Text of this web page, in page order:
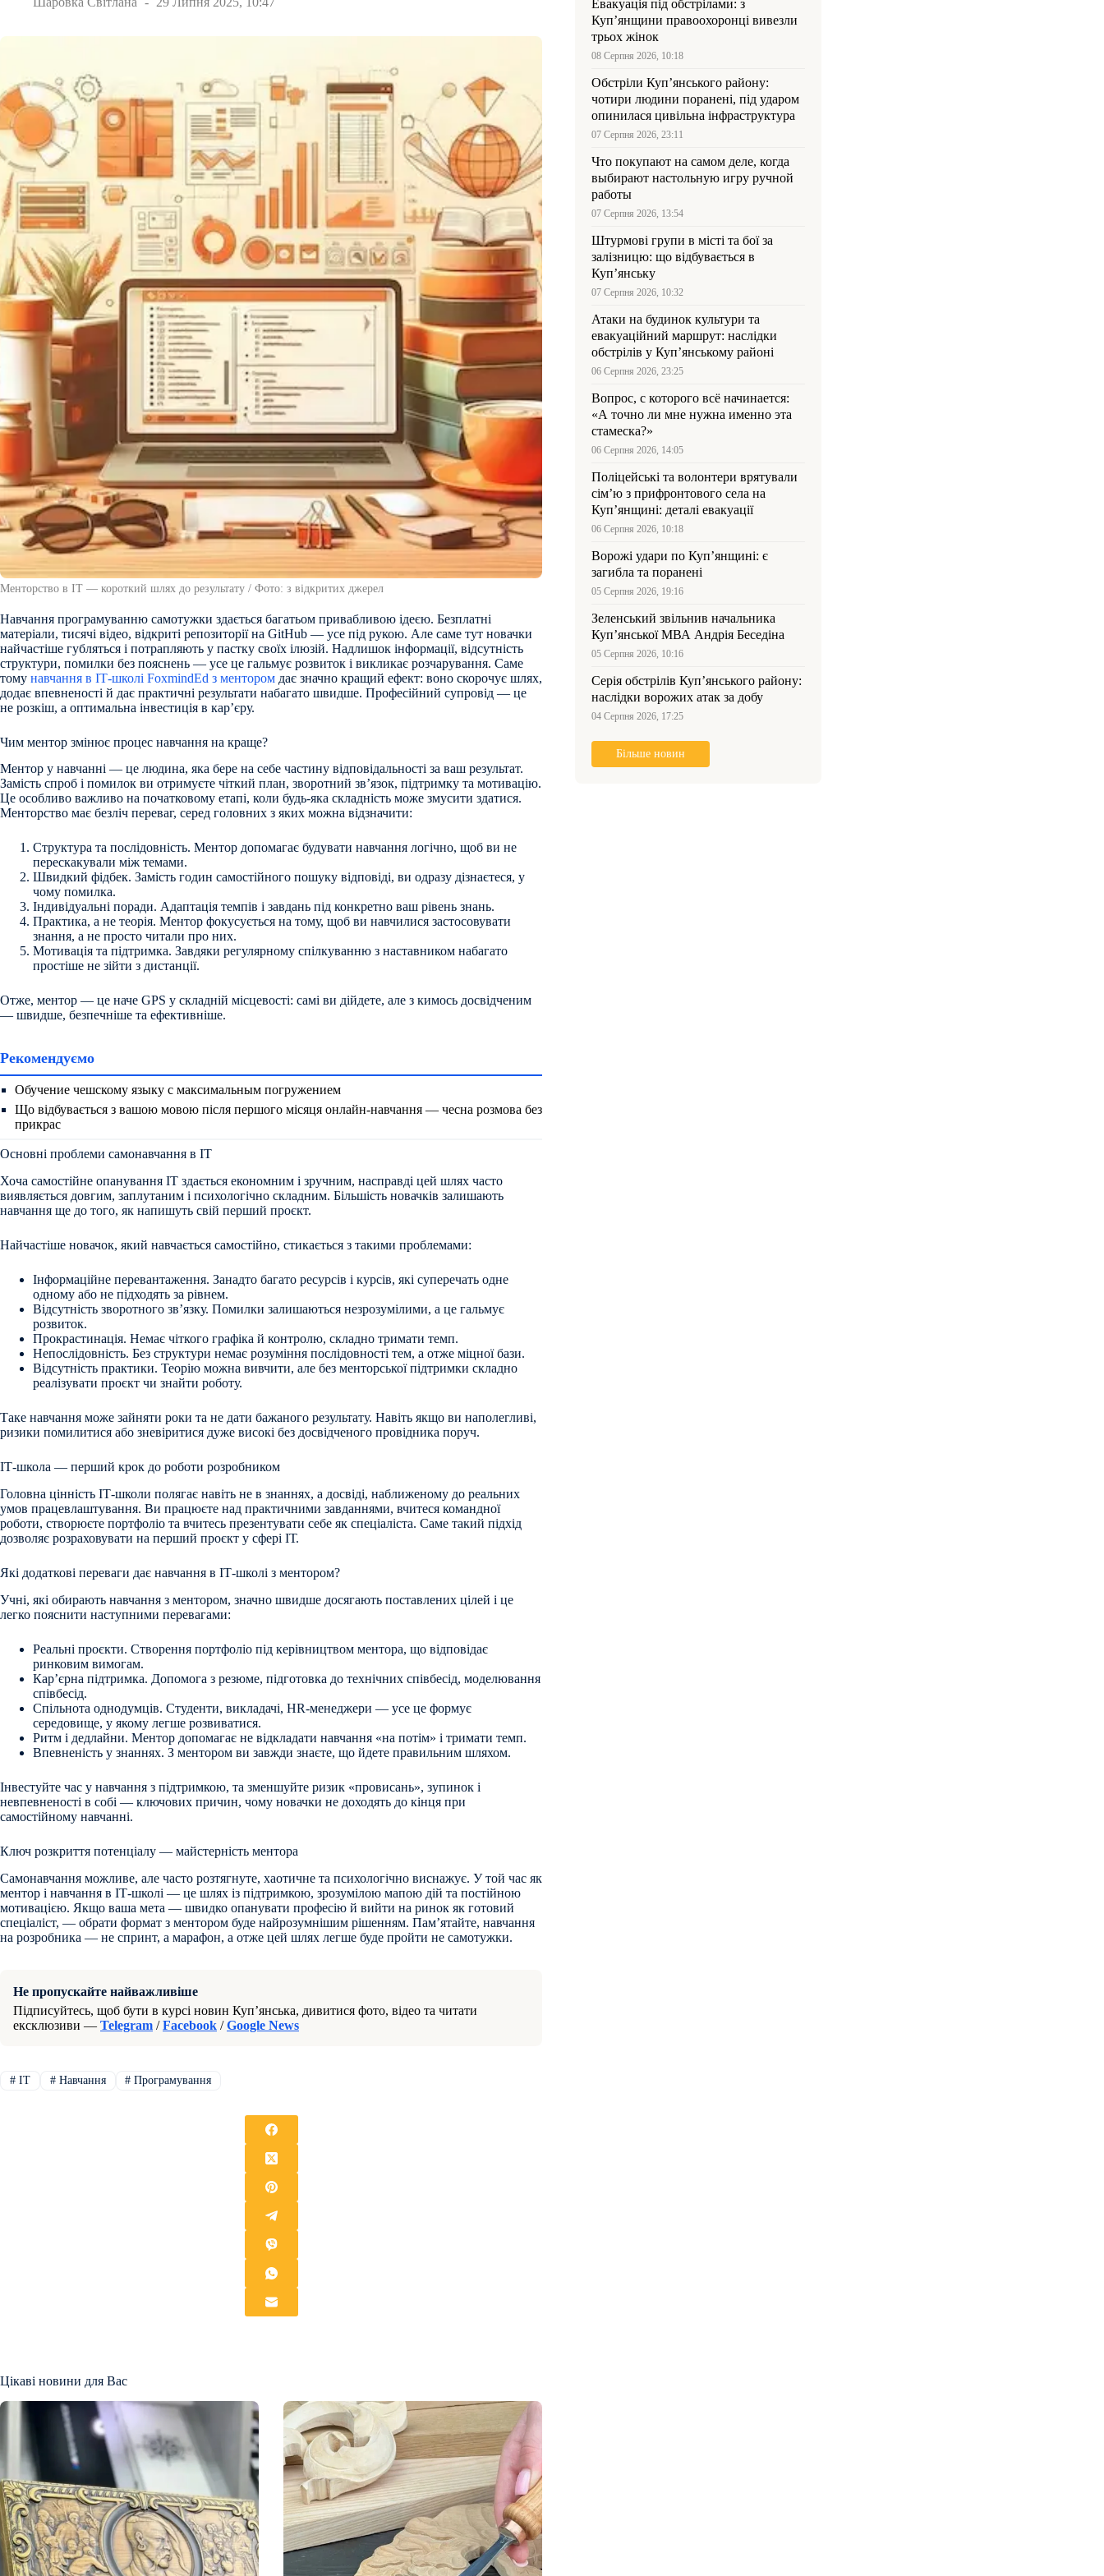
Менторство в ІТ — короткий шлях до результату / Фото: з відкритих джерел
Навчання програмуванню самотужки здається багатьом привабливою ідеєю. Безплатні
матеріали, тисячі відео, відкриті репозиторії на GitHub — усе під рукою. Але саме тут новачки
найчастіше губляться і потрапляють у пастку своїх ілюзій. Надлишок інформації, відсутність
структури, помилки без пояснень — усе це гальмує розвиток і викликає розчарування. Саме
тому навчання в ІТ-школі FoxmindEd з ментором дає значно кращий ефект: воно скорочує шлях,
додає впевненості й дає практичні результати набагато швидше. Професійний супровід — це
не розкіш, а оптимальна інвестиція в кар’єру.
Чим ментор змінює процес навчання на краще?
Ментор у навчанні — це людина, яка бере на себе частину відповідальності за ваш результат.
Замість спроб і помилок ви отримуєте чіткий план, зворотний зв’язок, підтримку та мотивацію.
Це особливо важливо на початковому етапі, коли будь-яка складність може змусити здатися.
Менторство має безліч переваг, серед головних з яких можна відзначити:
Структура та послідовність. Ментор допомагає будувати навчання логічно, щоб ви не
перескакували між темами.
Швидкий фідбек. Замість годин самостійного пошуку відповіді, ви одразу дізнаєтеся, у
чому помилка.
Індивідуальні поради. Адаптація темпів і завдань під конкретно ваш рівень знань.
Практика, а не теорія. Ментор фокусується на тому, щоб ви навчилися застосовувати
знання, а не просто читали про них.
Мотивація та підтримка. Завдяки регулярному спілкуванню з наставником набагато
простіше не зійти з дистанції.
Отже, ментор — це наче GPS у складній місцевості: самі ви дійдете, але з кимось досвідченим
— швидше, безпечніше та ефективніше.
Рекомендуємо
Обучение чешскому языку с максимальным погружением
Що відбувається з вашою мовою після першого місяця онлайн-навчання — чесна розмова без
прикрас
Основні проблеми самонавчання в ІТ
Хоча самостійне опанування ІТ здається економним і зручним, насправді цей шлях часто
виявляється довгим, заплутаним і психологічно складним. Більшість новачків залишають
навчання ще до того, як напишуть свій перший проєкт.
Найчастіше новачок, який навчається самостійно, стикається з такими проблемами:
Інформаційне перевантаження. Занадто багато ресурсів і курсів, які суперечать одне
одному або не підходять за рівнем.
Відсутність зворотного зв’язку. Помилки залишаються незрозумілими, а це гальмує
розвиток.
Прокрастинація. Немає чіткого графіка й контролю, складно тримати темп.
Непослідовність. Без структури немає розуміння послідовності тем, а отже міцної бази.
Відсутність практики. Теорію можна вивчити, але без менторської підтримки складно
реалізувати проєкт чи знайти роботу.
Таке навчання може зайняти роки та не дати бажаного результату. Навіть якщо ви наполегливі,
ризики помилитися або зневіритися дуже високі без досвідченого провідника поруч.
ІТ-школа — перший крок до роботи розробником
Головна цінність ІТ-школи полягає навіть не в знаннях, а досвіді, наближеному до реальних
умов працевлаштування. Ви працюєте над практичними завданнями, вчитеся командної
роботи, створюєте портфоліо та вчитесь презентувати себе як спеціаліста. Саме такий підхід
дозволяє розраховувати на перший проєкт у сфері ІТ.
Які додаткові переваги дає навчання в ІТ-школі з ментором?
Учні, які обирають навчання з ментором, значно швидше досягають поставлених цілей і це
легко пояснити наступними перевагами:
Реальні проєкти. Створення портфоліо під керівництвом ментора, що відповідає
ринковим вимогам.
Кар’єрна підтримка. Допомога з резюме, підготовка до технічних співбесід, моделювання
співбесід.
Спільнота однодумців. Студенти, викладачі, HR-менеджери — усе це формує
середовище, у якому легше розвиватися.
Ритм і дедлайни. Ментор допомагає не відкладати навчання «на потім» і тримати темп.
Впевненість у знаннях. З ментором ви завжди знаєте, що йдете правильним шляхом.
Інвестуйте час у навчання з підтримкою, та зменшуйте ризик «провисань», зупинок і
невпевненості в собі — ключових причин, чому новачки не доходять до кінця при
самостійному навчанні.
Ключ розкриття потенціалу — майстерність ментора
Самонавчання можливе, але часто розтягнуте, хаотичне та психологічно виснажує. У той час як
ментор і навчання в ІТ-школі — це шлях із підтримкою, зрозумілою мапою дій та постійною
мотивацією. Якщо ваша мета — швидко опанувати професію й вийти на ринок як готовий
спеціаліст, — обрати формат з ментором буде найрозумнішим рішенням. Пам’ятайте, навчання
на розробника — не спринт, а марафон, а отже цей шлях легше буде пройти не самотужки.
Не пропускайте найважливіше
Підписуйтесь, щоб бути в курсі новин Куп’янська, дивитися фото, відео та читати
ексклюзиви — Telegram /Facebook /Google News
#IT #Навчання # Програмування
Цікаві новини для Вас
Евакуація під обстрілами: з
Куп’янщини правоохоронці вивезли
трьох жінок
08 Серпня 2026, 10:18
Обстріли Куп’янського району:
чотири людини поранені, під ударом
опинилася цивільна інфраструктура
07 Серпня 2026, 23:11
Что покупают на самом деле, когда
выбирают настольную игру ручной
работы
07 Серпня 2026, 13:54
Штурмові групи в місті та бої за
залізницю: що відбувається в
Куп’янську
07 Серпня 2026, 10:32
Атаки на будинок культури та
евакуаційний маршрут: наслідки
обстрілів у Куп’янському районі
06 Серпня 2026, 23:25
Вопрос, с которого всё начинается:
«А точно ли мне нужна именно эта
стамеска?»
06 Серпня 2026, 14:05
Поліцейські та волонтери врятували
сім’ю з прифронтового села на
Куп’янщині: деталі евакуації
06 Серпня 2026, 10:18
Ворожі удари по Куп’янщині: є
загибла та поранені
05 Серпня 2026, 19:16
Зеленський звільнив начальника
Купʼянської МВА Андрія Беседіна
05 Серпня 2026, 10:16
Серія обстрілів Куп’янського району:
наслідки ворожих атак за добу
04 Серпня 2026, 17:25
Більше новин